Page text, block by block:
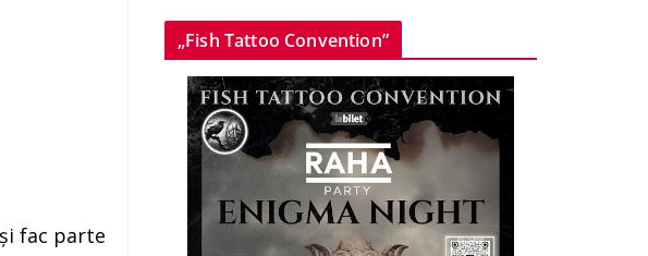
fac parte
„Fish Tattoo Convention”